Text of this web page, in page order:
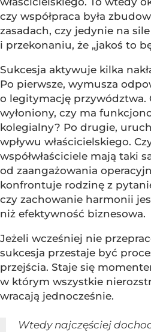
czy współpraca była
zasadach, czy jedynie na
i przekonaniu, że „jakoś to
Sukcesja aktywuje kilka
Po pierwsze, wymusza
o legitymację przywództwa.
wyłoniony, czy ma
kolegialny? Po drugie,
wpływu właścicielskiego.
współwłaściciele mają taki
od zaangażowania
konfrontuje rodzinę z
czy zachowanie harmonii
niż efektywność biznesowa.
Jeżeli wcześniej nie
sukcesja przestaje być
przejścia. Staje się
w którym wszystkie
wracają jednocześnie.
Wtedy najczęściej